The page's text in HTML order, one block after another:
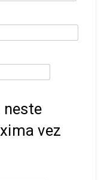
neste
vez